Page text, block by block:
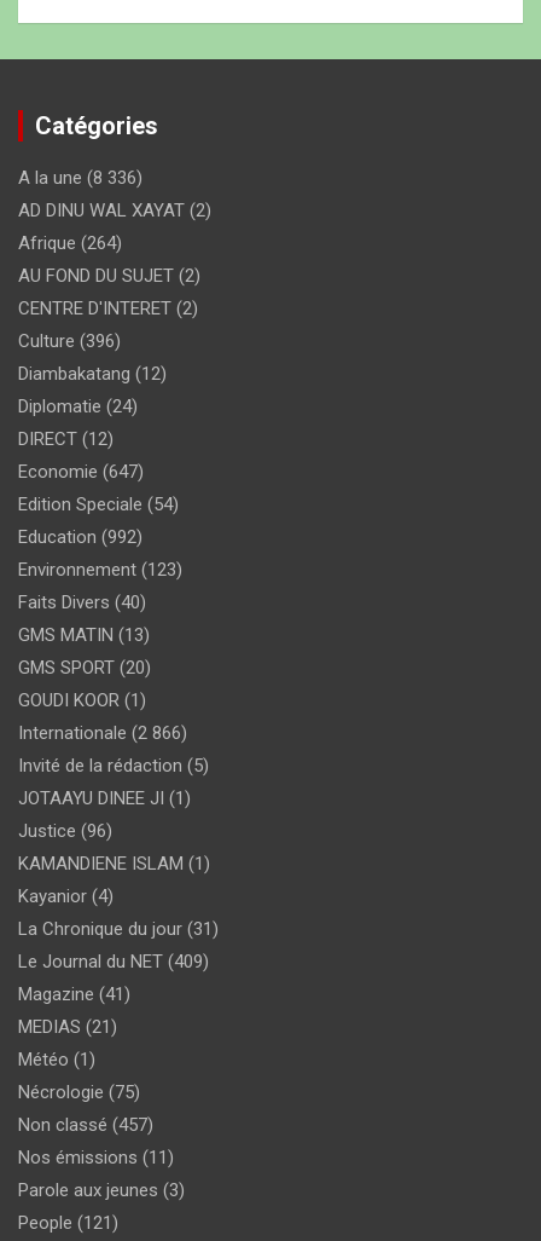
Catégories
A la une (8 336)
AD DINU WAL XAYAT (2)
Afrique (264)
AU FOND DU SUJET (2)
CENTRE D'INTERET (2)
Culture (396)
Diambakatang (12)
Diplomatie (24)
DIRECT (12)
Economie (647)
Edition Speciale (54)
Education (992)
Environnement (123)
Faits Divers (40)
GMS MATIN (13)
GMS SPORT (20)
GOUDI KOOR (1)
Internationale (2 866)
Invité de la rédaction (5)
JOTAAYU DINEE JI (1)
Justice (96)
KAMANDIENE ISLAM (1)
Kayanior (4)
La Chronique du jour (31)
Le Journal du NET (409)
Magazine (41)
MEDIAS (21)
Météo (1)
Nécrologie (75)
Non classé (457)
Nos émissions (11)
Parole aux jeunes (3)
People (121)